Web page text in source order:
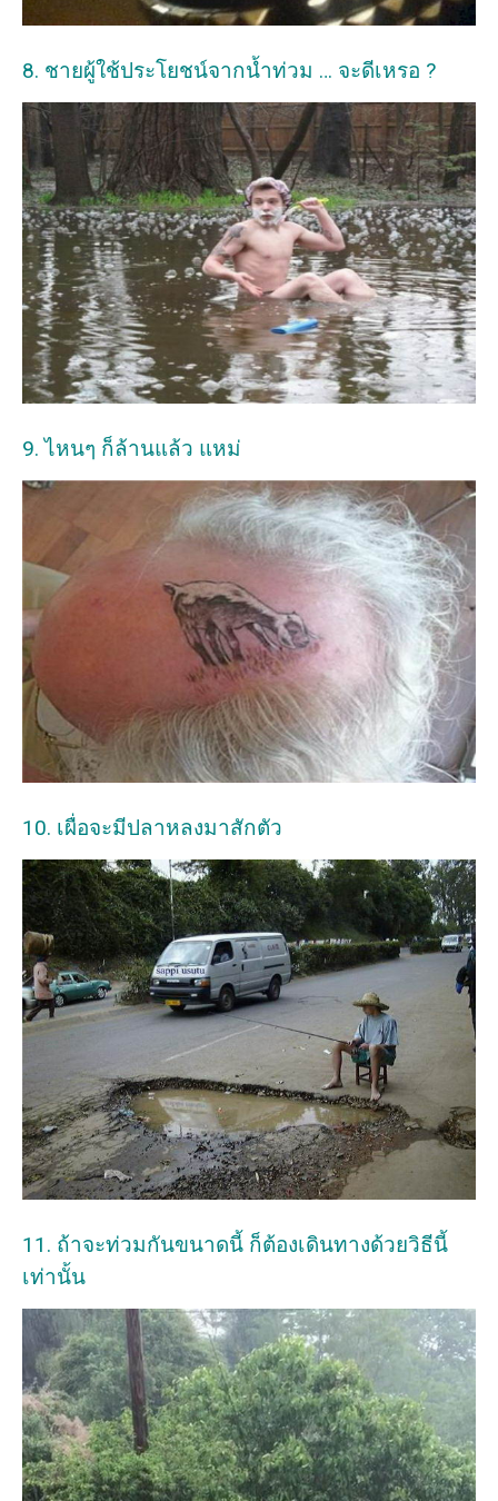
8. ชายผู้ใช้ประโยชน์จากน้ำท่วม … จะดีเหรอ ?
9. ไหนๆ ก็ล้านแล้ว แหม่
10. เผื่อจะมีปลาหลงมาสักตัว
11. ถ้าจะท่วมกันขนาดนี้ ก็ต้องเดินทางด้วยวิธีนี้
เท่านั้น